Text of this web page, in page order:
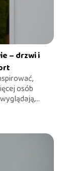
– drzwi i
osób